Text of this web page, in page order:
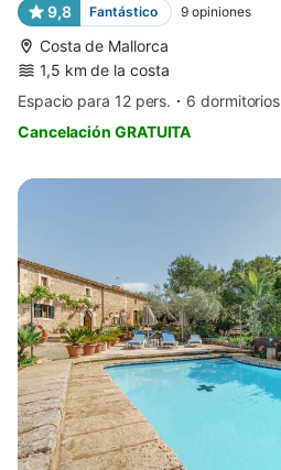
9,8 Fantástico 9 opiniones
Costa de Mallorca
1,5 km de la costa
Espacio para 12 pers.
6 dormitorios
Cancelación GRATUITA